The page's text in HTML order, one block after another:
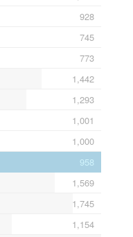
928
745
773
1,442
1,293
1,001
1,000
958
1,569
1,745
1,154